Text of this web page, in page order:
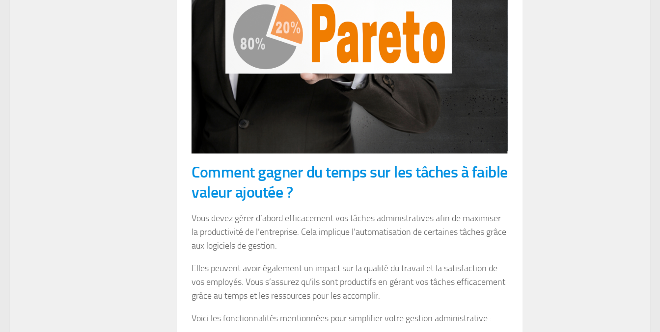
Comment gagner du temps sur les tâches à faible
valeur ajoutée ?
Vous devez gérer d’abord efficacement vos tâches administratives afin de maximiser
la productivité de l’entreprise. Cela implique l’automatisation de certaines tâches grâce
aux logiciels de gestion.
Elles peuvent avoir également un impact sur la qualité du travail et la satisfaction de
vos employés. Vous s’assurez qu’ils sont productifs en gérant vos tâches efficacement
grâce au temps et les ressources pour les accomplir.
Voici les fonctionnalités mentionnées pour simplifier votre gestion administrative :